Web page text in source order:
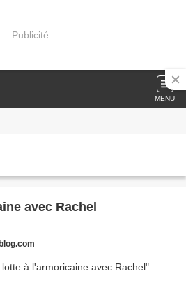
Publicité
MENU
avec Rachel